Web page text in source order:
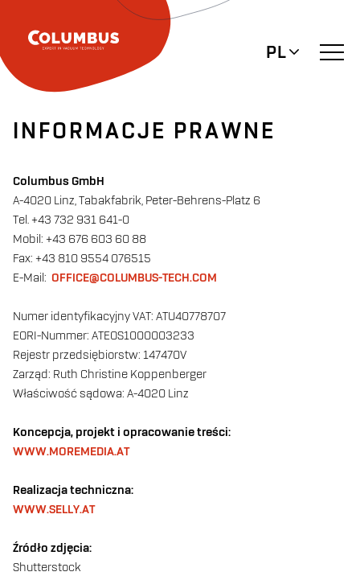
PL
INFORMACJE PRAWNE
Columbus GmbH
A-4020 Linz, Tabakfabrik, Peter-Behrens-Platz 6
Tel. +43 732 931 641-0
Mobil: +43 676 603 60 88
Fax: +43 810 9554 076515
E-Mail: OFFICE@COLUMBUS-TECH.COM
Numer identyfikacyjny VAT: ATU40778707
EORI-Nummer: ATEOS1000003233
Rejestr przedsiębiorstw: 147470V
Zarząd: Ruth Christine Koppenberger
Właściwość sądowa: A-4020 Linz
Koncepcja, projekt i opracowanie treści:
WWW.MOREMEDIA.AT
Realizacja techniczna:
WWW.SELLY.AT
Źródło zdjęcia:
Shutterstock